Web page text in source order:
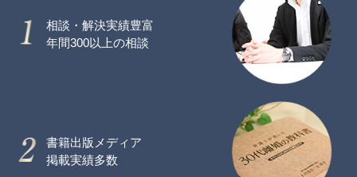
相談・解決実績豊富
年間300以上の相談
書籍出版メディア
掲載実績多数